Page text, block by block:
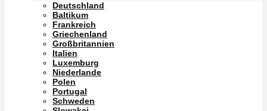
Deutschland
Baltikum
Frankreich
Griechenland
Großbritannien
Italien
Luxemburg
Niederlande
Polen
Portugal
Schweden